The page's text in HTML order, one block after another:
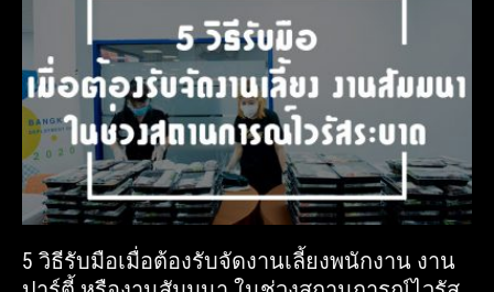
5 วิธีรับมือเมื่อต้องรับจัดงานเลี้ยงพนักงาน งาน